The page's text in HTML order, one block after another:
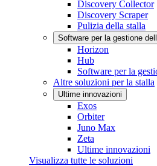
Discovery Collector
Discovery Scraper
Pulizia della stalla
Software per la gestione
Horizon
Hub
Software per la
Altre soluzioni per la stalla
Ultime innovazioni
Exos
Orbiter
Juno Max
Zeta
Ultime innovazioni
Visualizza tutte le soluzioni